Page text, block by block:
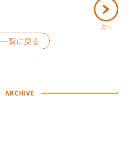
次へ
一覧に戻る
ARCHIVE